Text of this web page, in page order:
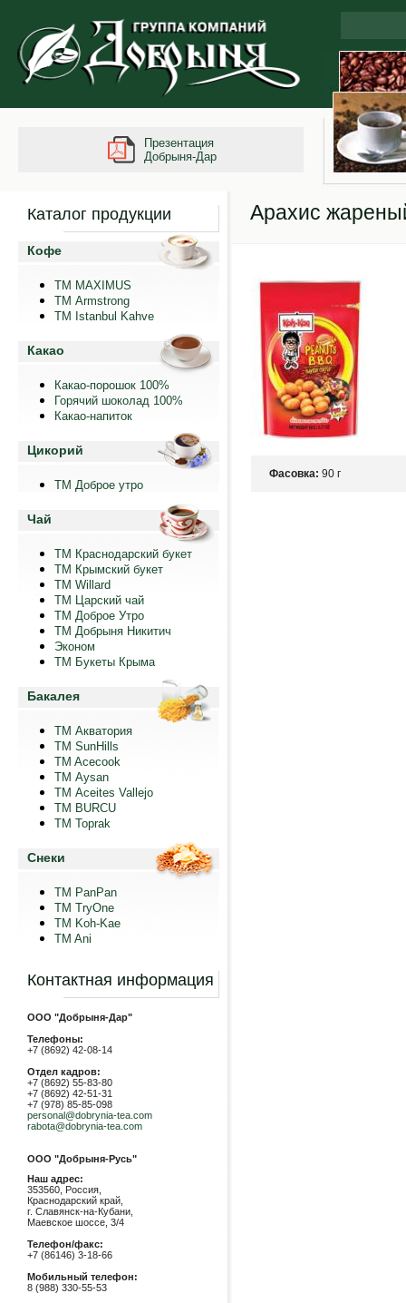
Презентация
Добрыня-Дар
Каталог продукции
Кофе
ТМ MAXIMUS
ТМ Armstrong
TM Istanbul Kahve
Какао
Какао-порошок 100%
Горячий шоколад 100%
Какао-напиток
Цикорий
ТМ Доброе утро
Чай
ТМ Краснодарский букет
ТМ Крымский букет
ТМ Willard
ТМ Царский чай
ТМ Доброе Утро
ТМ Добрыня Никитич
Эконом
ТМ Букеты Крыма
Бакалея
ТМ Акватория
ТМ SunHills
TM Acecook
ТМ Aysan
ТМ Aceites Vallejo
TM BURCU
TM Toprak
Снеки
TM PanPan
ТМ TryOne
ТМ Koh-Kae
TM Ani
Контактная информация
ООО "Добрыня-Дар"
Телефоны:
+7 (8692) 42-08-14
Отдел кадров:
+7 (8692) 55-83-80
+7 (8692) 42-51-31
+7 (978) 85-85-098
personal@dobrynia-tea.com
rabota@dobrynia-tea.com
ООО "Добрыня-Русь"
Наш адрес:
353560, Россия,
Краснодарский край,
г. Славянск-на-Кубани,
Маевское шоссе, 3/4
Телефон/факс:
+7 (86146) 3-18-66
Мобильный телефон:
8 (988) 330-55-53
Арахис
Фасовка: 90 г